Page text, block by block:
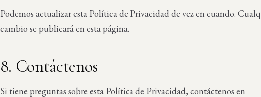
Podemos actualizar esta Política de Privacidad de vez en cuando.
cambio se publicará en esta página.
8. Contáctenos
Si tiene preguntas sobre esta Política de Privacidad, contáctenos en